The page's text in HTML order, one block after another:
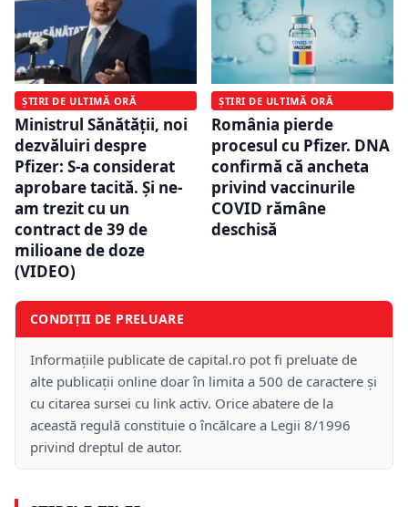
ȘTIRI DE ULTIMĂ ORĂ
Ministrul Sănătății, noi
dezvăluiri despre
Pfizer: S-a considerat
aprobare tacită. Și ne-
am trezit cu un
contract de 39 de
milioane de doze
(VIDEO)
ȘTIRI DE ULTIMĂ ORĂ
România pierde
procesul cu Pfizer. DNA
confirmă că ancheta
privind vaccinurile
COVID rămâne
deschisă
CONDIȚII DE PRELUARE
Informațiile publicate de capital.ro pot fi preluate de
alte publicații online doar în limita a 500 de caractere și
cu citarea sursei cu link activ. Orice abatere de la
această regulă constituie o încălcare a Legii 8/1996
privind dreptul de autor.